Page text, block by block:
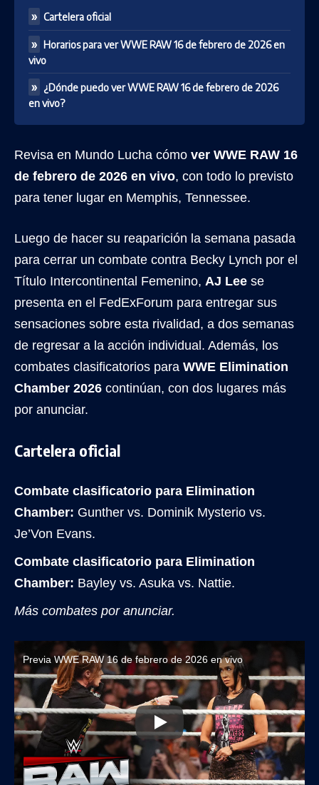
Cartelera oficial
Horarios para ver WWE RAW 16 de febrero de 2026 en
vivo
¿Dónde puedo ver WWE RAW 16 de febrero de 2026
en vivo?
Revisa en Mundo Lucha cómo ver WWE RAW 16
de febrero de 2026 en vivo, con todo lo previsto
para tener lugar en Memphis, Tennessee.
Luego de hacer su reaparición la semana pasada
para cerrar un combate contra Becky Lynch por el
Título Intercontinental Femenino, AJ Lee se
presenta en el FedExForum para entregar sus
sensaciones sobre esta rivalidad, a dos semanas
de regresar a la acción individual. Además, los
combates clasificatorios para WWE Elimination
Chamber 2026 continúan, con dos lugares más
por anunciar.
Cartelera oficial
Combate clasificatorio para Elimination
Chamber: Gunther vs. Dominik Mysterio vs.
Je’Von Evans.
Combate clasificatorio para Elimination
Chamber: Bayley vs. Asuka vs. Nattie.
Más combates por anunciar.
Previa WWE RAW 16 de febrero de 2026 en vivo